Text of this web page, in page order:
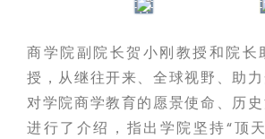
商学院副院长贺小刚教授和院长
授，从继往开来、全球视野、助力
对学院商学教育的愿景使命、历
进行了介绍，指出学院坚持“顶